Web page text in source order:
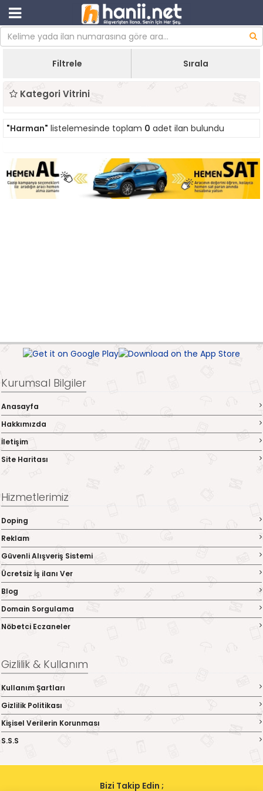
Filtrele Sırala
Kategori Vitrini
"Harman" listelemesinde toplam 0 adet ilan bulundu
Kurumsal Bilgiler
Anasayfa
Hakkımızda
İletişim
Site Haritası
Hizmetlerimiz
Doping
Reklam
Güvenli Alışveriş Sistemi
Ücretsiz İş ilanı Ver
Blog
Domain Sorgulama
Nöbetci Eczaneler
Gizlilik & Kullanım
Kullanım Şartları
Gizlilik Politikası
Kişisel Verilerin Korunması
S.S.S
Bizi Takip Edin ;